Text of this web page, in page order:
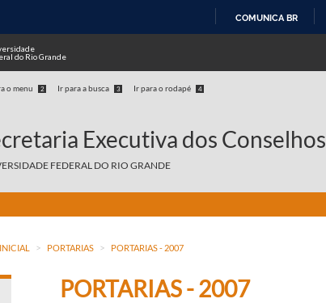
COMUNICA BR
do Rio Grande
o menu 2 Ir para a busca 3 Ir para o rodapé 4
Executiva dos Conselhos
FEDERAL DO RIO GRANDE
> PORTARIAS > PORTARIAS - 2007
PORTARIAS - 2007